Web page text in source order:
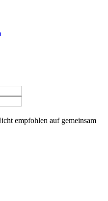
empfohlen auf gemeinsam